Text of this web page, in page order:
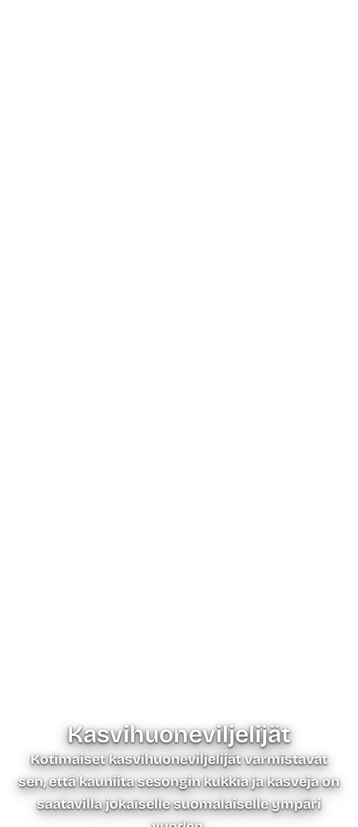
Kasvihuone­viljelijät
Kotimaiset kasvihuoneviljelijät varmistavat
sen, että kauniita sesongin kukkia ja kasveja on
saatavilla jokaiselle suomalaiselle ympäri